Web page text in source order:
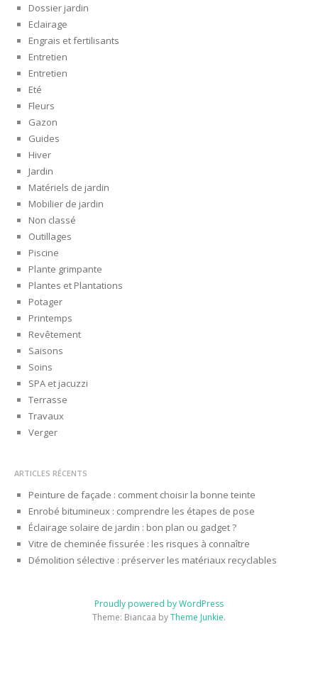
Dossier jardin
Eclairage
Engrais et fertilisants
Entretien
Entretien
Eté
Fleurs
Gazon
Guides
Hiver
Jardin
Matériels de jardin
Mobilier de jardin
Non classé
Outillages
Piscine
Plante grimpante
Plantes et Plantations
Potager
Printemps
Revêtement
Saisons
Soins
SPA et jacuzzi
Terrasse
Travaux
Verger
ARTICLES RÉCENTS
Peinture de façade : comment choisir la bonne teinte
Enrobé bitumineux : comprendre les étapes de pose
Éclairage solaire de jardin : bon plan ou gadget ?
Vitre de cheminée fissurée : les risques à connaître
Démolition sélective : préserver les matériaux recyclables
Proudly powered by WordPress
Theme: Biancaa byTheme Junkie.